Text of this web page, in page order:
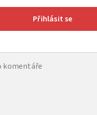
Přihlásit se